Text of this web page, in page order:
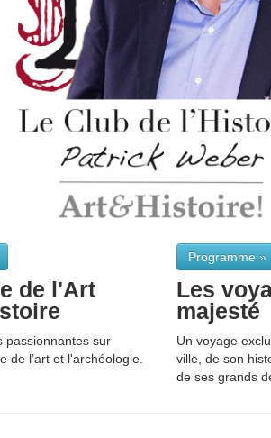
de l'Art
passionnantes sur
de l’art et l'archéologie.
Programme »
Les
majesté
Un voyage
ville, de son
de ses grands